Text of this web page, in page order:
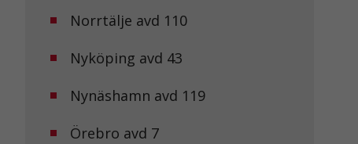
Norrtälje avd 110
Nyköping avd 43
Nynäshamn avd 119
Örebro avd 7